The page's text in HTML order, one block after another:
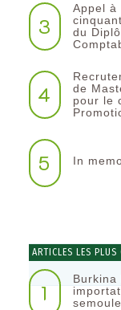
3
Appel à
du
4
de
pour le
5 In
ARTICLES LES PLUS
1
semoule